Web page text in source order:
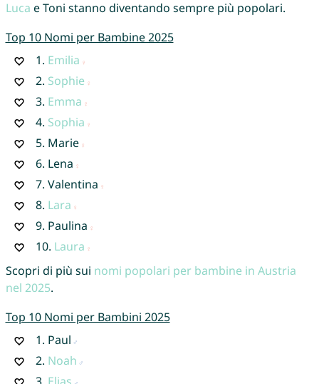
Luca e Toni stanno diventando sempre più popolari.
Top 10 Nomi per Bambine 2025
1. Emilia
2. Sophie
3. Emma
4. Sophia
5. Marie
6. Lena
7. Valentina
8. Lara
9. Paulina
10. Laura
Scopri di più sui nomi popolari per bambine in Austria
nel 2025.
Top 10 Nomi per Bambini 2025
1. Paul
2. Noah